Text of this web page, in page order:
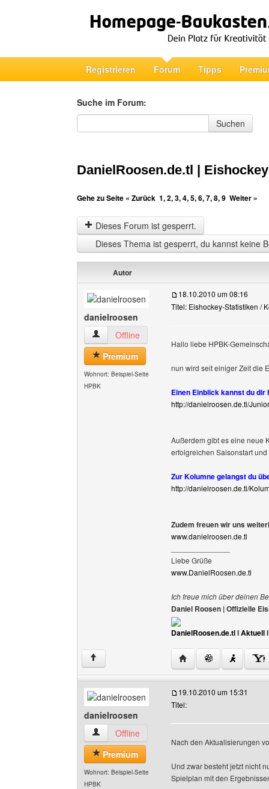
Registrieren Forum Tipps
Suche im Forum:
Suche im Forum
Suchen
DanielRoosen.de.tl |
Gehe zu Seite « Zurück 1,2,3,4,5,6,7,8,9 Weiter »
Dieses Forum ist gesperrt.
Dieses Thema ist gesperrt, du kannst keine
Autor
danielroosen
danielroosen Benutzer-Profile anzeigen
Offline
Premium
Wohnort: Beispiel-Seite
HPBK
18.10.2010 um 08:16
Titel: Eishockey-Statistiken /
Hallo liebe HPBK-
nun wird seit einiger Zeit die
Einen Einblick kannst du
http://danielroosen.de.tl/
Außerdem gibt es eine neue
erfolgreichen Saisonstart
Zur Kolumne gelangst du
http://danielroosen.de.tl/
Zudem freuen wir uns
www.danielroosen.de.tl
Liebe Grüße
www.DanielRoosen.de.tl
Ich freue mich über deinen
Daniel Roosen | Offizielle
DanielRoosen.de.tlIAktuell
↑ Website dieses
danielroosen
danielroosen Benutzer-Profile anzeigen
Offline
Premium
Wohnort: Beispiel-Seite
HPBK
19.10.2010 um 15:31
Titel:
Nach den Aktualisierungen
Und zwar besteht jetzt nicht
Spielplan mit den